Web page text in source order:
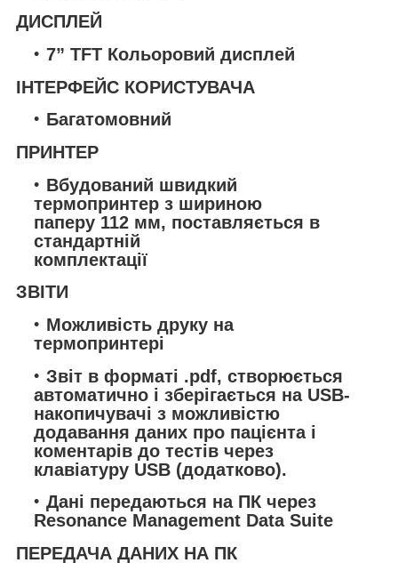
ДИСПЛЕЙ
7” TFT Кольоровий дисплей
ІНТЕРФЕЙС КОРИСТУВАЧА
Багатомовний
ПРИНТЕР
Вбудований швидкий
термопринтер з шириною
паперу 112 мм, поставляється в
стандартній
комплектації
ЗВІТИ
Можливість друку на
термопринтері
Звіт в форматі .pdf, створюється
автоматично і зберігається на USB-
накопичувачі з можливістю
додавання даних про пацієнта і
коментарів до тестів через
клавіатуру USB (додатково).
Дані передаються на ПК через
Resonance Management Data Suite
ПЕРЕДАЧА ДАНИХ НА ПК